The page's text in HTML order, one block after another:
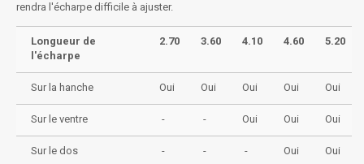
rendra l'écharpe difficile à ajuster.
Longueur de
l'écharpe
2.70 3.60 4.10 4.60 5.20
Sur la hanche Oui Oui Oui Oui Oui
Sur le ventre - - Oui Oui Oui
Sur le dos - - - Oui Oui